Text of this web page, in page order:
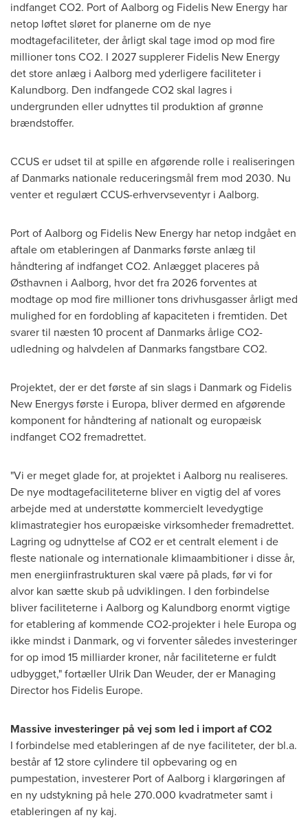
indfanget CO2. Port of Aalborg og Fidelis New Energy har
netop løftet sløret for planerne om de nye
modtagefaciliteter, der årligt skal tage imod op mod fire
millioner tons CO2. I 2027 supplerer Fidelis New Energy
det store anlæg i Aalborg med yderligere faciliteter i
Kalundborg. Den indfangede CO2 skal lagres i
undergrunden eller udnyttes til produktion af grønne
brændstoffer.
CCUS er udset til at spille en afgørende rolle i realiseringen
af Danmarks nationale reduceringsmål frem mod 2030. Nu
venter et regulært CCUS-erhvervseventyr i Aalborg.
Port of Aalborg og Fidelis New Energy har netop indgået en
aftale om etableringen af Danmarks første anlæg til
håndtering af indfanget CO2. Anlægget placeres på
Østhavnen i Aalborg, hvor det fra 2026 forventes at
modtage op mod fire millioner tons drivhusgasser årligt med
mulighed for en fordobling af kapaciteten i fremtiden. Det
svarer til næsten 10 procent af Danmarks årlige CO2-
udledning og halvdelen af Danmarks fangstbare CO2.
Projektet, der er det første af sin slags i Danmark og Fidelis
New Energys første i Europa, bliver dermed en afgørende
komponent for håndtering af nationalt og europæisk
indfanget CO2 fremadrettet.
"Vi er meget glade for, at projektet i Aalborg nu realiseres.
De nye modtagefaciliteterne bliver en vigtig del af vores
arbejde med at understøtte kommercielt levedygtige
klimastrategier hos europæiske virksomheder fremadrettet.
Lagring og udnyttelse af CO2 er et centralt element i de
fleste nationale og internationale klimaambitioner i disse år,
men energiinfrastrukturen skal være på plads, før vi for
alvor kan sætte skub på udviklingen. I den forbindelse
bliver faciliteterne i Aalborg og Kalundborg enormt vigtige
for etablering af kommende CO2-projekter i hele Europa og
ikke mindst i Danmark, og vi forventer således investeringer
for op imod 15 milliarder kroner, når faciliteterne er fuldt
udbygget," fortæller Ulrik Dan Weuder, der er Managing
Director hos Fidelis Europe.
Massive investeringer på vej som led i import af CO2
I forbindelse med etableringen af de nye faciliteter, der bl.a.
består af 12 store cylindere til opbevaring og en
pumpestation, investerer Port of Aalborg i klargøringen af
en ny udstykning på hele 270.000 kvadratmeter samt i
etableringen af ny kaj.